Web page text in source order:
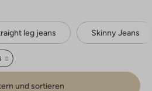
leg jeans Skinny Jeans
und sortieren